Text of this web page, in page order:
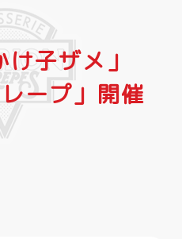
子ザメ」
ープ」開催